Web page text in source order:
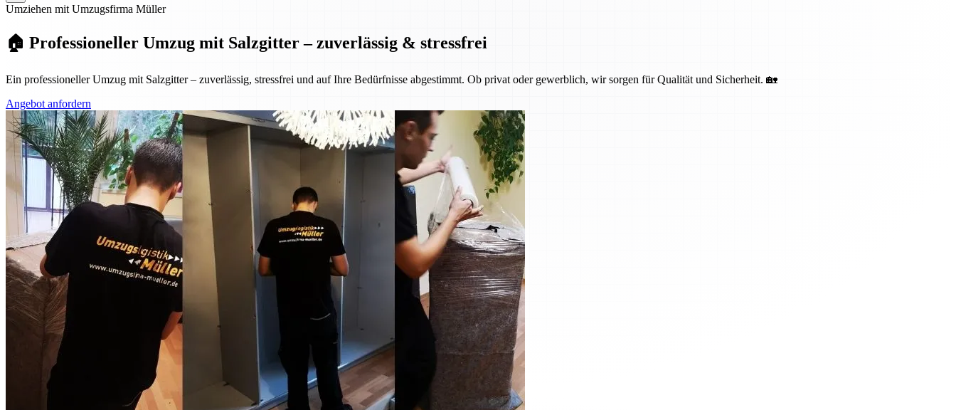
Umziehen mit Umzugsfirma Müller
🏠 Professioneller Umzug mit Salzgitter – zuverlässig & stressfrei
Ein professioneller Umzug mit Salzgitter – zuverlässig, stressfrei und auf Ihre Bedürfnisse abgestimmt. Ob privat oder gewerblich, wir sorgen für Qualität und Sicherheit. 🏡
Angebot anfordern